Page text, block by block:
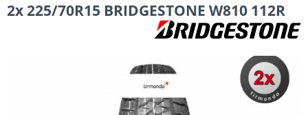
2x 225/70R15 BRIDGESTONE W810 112R